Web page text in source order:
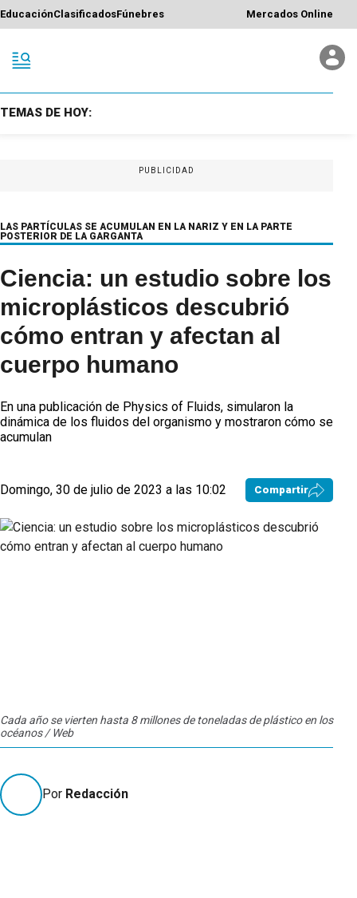
EducaciónClasificadosFúnebres Mercados Online
TEMAS DE HOY:
PUBLICIDAD
LAS PARTÍCULAS SE ACUMULAN EN LA NARIZ Y EN LA PARTE
POSTERIOR DE LA GARGANTA
Ciencia: un estudio sobre los
microplásticos descubrió
cómo entran y afectan al
cuerpo humano
En una publicación de Physics of Fluids, simularon la
dinámica de los fluidos del organismo y mostraron cómo se
acumulan
Domingo, 30 de julio de 2023 a las 10:02 Compartir
Cada año se vierten hasta 8 millones de toneladas de plástico en los
océanos / Web
Por Redacción